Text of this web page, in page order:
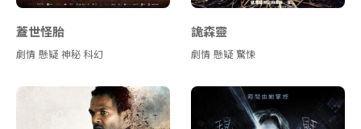
蓋世怪胎
劇情 懸疑 神秘 科幻
詭森靈
劇情 懸疑 驚悚